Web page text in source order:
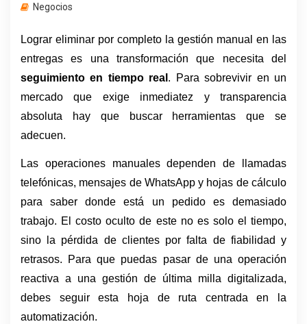
Negocios
Lograr eliminar por completo la gestión manual en las
seguimiento en tiempo real . Para sobrevivir en un
mercado que exige inmediatez y transparencia
absoluta hay que buscar herramientas que se
adecuen.
Las operaciones manuales dependen de llamadas
telefónicas, mensajes de WhatsApp y hojas de cálculo
para saber donde está un pedido es demasiado
trabajo. El costo oculto de este no es solo el tiempo,
sino la pérdida de clientes por falta de fiabilidad y
retrasos. Para que puedas pasar de una operación
reactiva a una gestión de última milla digitalizada,
debes seguir esta hoja de ruta centrada en la
automatización.